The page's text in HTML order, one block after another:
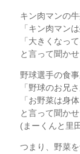
キン肉マンの
「キン肉マン
「大きくなっ
と言って聞か
野球選手の食
「野球のお兄
「お野菜は身
と言って聞かせ
(まーくんと里
つまり、野菜